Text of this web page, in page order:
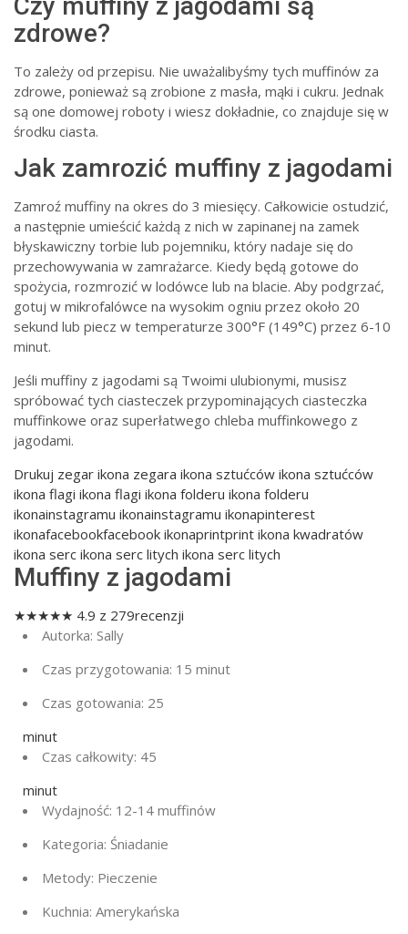
zdrowe?
To zależy od przepisu. Nie uważalibyśmy tych muffinów za
zdrowe, ponieważ są zrobione z masła, mąki i cukru. Jednak
są one domowej roboty i wiesz dokładnie, co znajduje się w
środku ciasta.
Jak zamrozić muffiny z jagodami
Zamroź muffiny na okres do 3 miesięcy. Całkowicie ostudzić,
a następnie umieścić każdą z nich w zapinanej na zamek
błyskawiczny torbie lub pojemniku, który nadaje się do
przechowywania w zamrażarce. Kiedy będą gotowe do
spożycia, rozmrozić w lodówce lub na blacie. Aby podgrzać,
gotuj w mikrofalówce na wysokim ogniu przez około 20
sekund lub piecz w temperaturze 300°F (149°C) przez 6-10
minut.
Jeśli muffiny z jagodami są Twoimi ulubionymi, musisz
spróbować tych ciasteczek przypominających ciasteczka
muffinkowe oraz superłatwego chleba muffinkowego z
jagodami.
Drukuj zegar ikona zegara ikona sztućców ikona sztućców
ikona flagi ikona flagi ikona folderu ikona folderu
ikonainstagramu ikonainstagramu ikonapinterest
ikonafacebookfacebook ikonaprintprint ikona kwadratów
ikona serc ikona serc litych ikona serc litych
Muffiny z jagodami
★★★★★ 4.9 z 279recenzji
Autorka: Sally
Czas przygotowania: 15 minut
Czas gotowania: 25
minut
Czas całkowity: 45
minut
Wydajność: 12-14 muffinów
Kategoria: Śniadanie
Metody: Pieczenie
Kuchnia: Amerykańska